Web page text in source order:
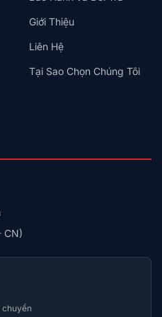
Kiến Hưng, Hà
Giới Thiệu
Liên Hệ
Tại Sao Chọn Chúng Tôi
CN)
chuyển